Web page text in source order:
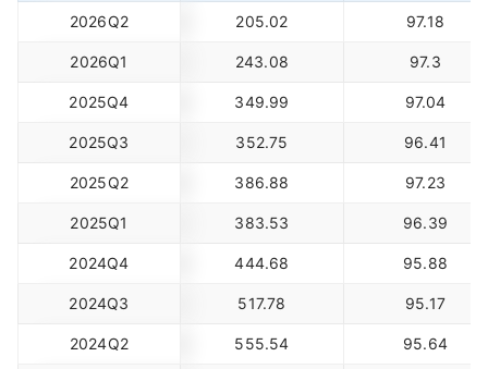
2026Q2 205.02 97.18
2026Q1 243.08 97.3
2025Q4 349.99 97.04
2025Q3 352.75 96.41
2025Q2 386.88 97.23
2025Q1 383.53 96.39
2024Q4 444.68 95.88
2024Q3 517.78 95.17
2024Q2 555.54 95.64